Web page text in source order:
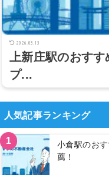
上新庄駅のおす
プ...
2026.03.13
人気記事ランキング
1
小倉駅のお
薦！